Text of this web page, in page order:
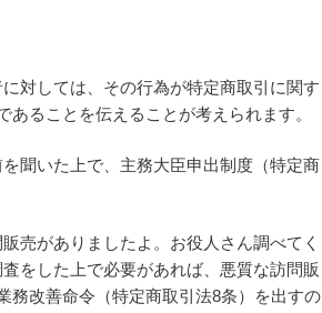
対しては、その行為が特定商取引に関す
ることを伝えることが考えられます。
聞いた上で、主務大臣申出制度（特定商
売がありましたよ。お役人さん調べてく
をした上で必要があれば、悪質な訪問販
務改善命令（特定商取引法8条）を出すの